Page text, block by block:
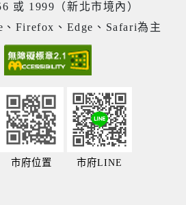
或 1999（新北市境內）
Firefox、Edge、Safari為主
市府位置 市府LINE